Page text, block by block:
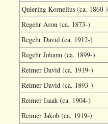
Quiering Kornelius (ca. 1860-)
Regehr Aron (ca. 1873-)
Regehr David (ca. 1912-)
Regehr Johann (ca. 1899-)
Reimer David (ca. 1919-)
Reimer David (ca. 1893-)
Reimer Isaak (ca. 1904-)
Reimer Jakob (ca. 1919-)